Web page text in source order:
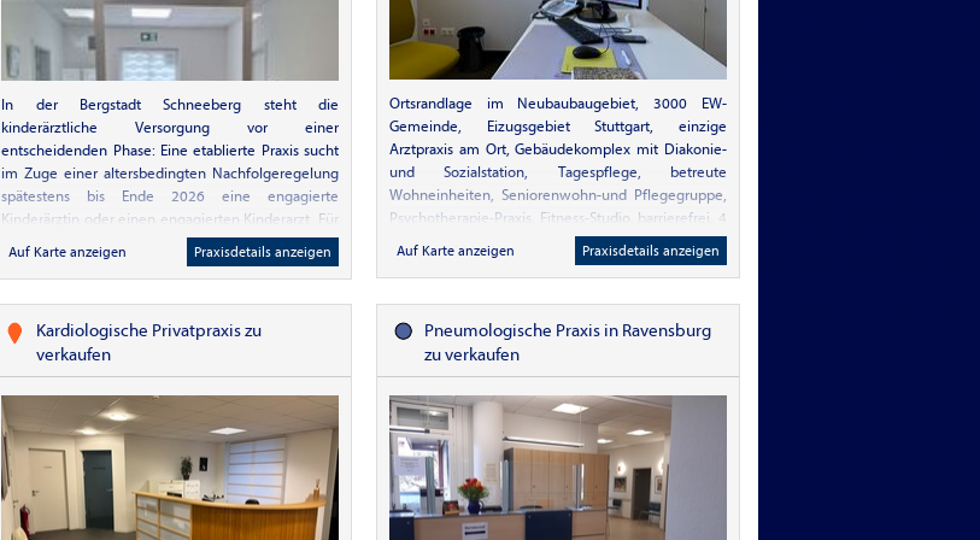
In der Bergstadt Schneeberg steht die
kinderärztliche Versorgung vor einer
entscheidenden Phase: Eine etablierte Praxis sucht
im Zuge einer altersbedingten Nachfolgeregelung
spätestens bis Ende 2026 eine engagierte
Kinderärztin oder einen engagierten Kinderarzt. Für
junge Familien in der Region ist eine verlässliche,
wohnortnahe medizinische Betreuung ihrer Kinder
der Bedarf – und die Möglichkeit, sich mit einer
eigenen Praxis nachhaltig in die regionale
Versorgungsstruktur einzubringen. Das Angebot: -
Übernahme einer langjährig etablierten und gut
eingeführten Praxis - Möblierte Praxisräume – ein
sofortiger Einstieg ist möglich - Zentrale Lage in der
Innenstadt von Schneeberg - Gute Erreichbarkeit
sowie Parkplätze direkt vor dem Objekt Das
Umfeld: Schneeberg bietet attraktive
Lebensbedingungen mit kurzen Wegen,
Auf Karte anzeigen Praxisdetails anzeigen
Ortsrandlage im Neubaubaugebiet, 3000 EW-
Gemeinde, Eizugsgebiet Stuttgart, einzige
Arztpraxis am Ort, Gebäudekomplex mit Diakonie-
und Sozialstation, Tagespflege, betreute
Wohneinheiten, Seniorenwohn-und Pflegegruppe,
Psychotherapie-Praxis, Fitness-Studio, barrierefrei, 4
Parkplätze, Räume geeignet für BAG mit 2 Ärzten,
Betreuung Altenpflegeheim im Nachbarort,
Auf Karte anzeigen Praxisdetails anzeigen
Kardiologische Privatpraxis zu
verkaufen
Pneumologische Praxis in Ravensburg
zu verkaufen